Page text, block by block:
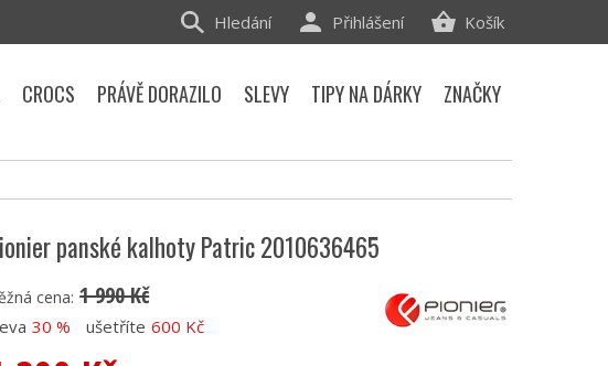
panské kalhoty Patric 2010636465
cena: 1 990 Kč
30 % ušetříte 600 Kč
Košík
Přihlášení
Hledání
CROCS PRÁVĚ DORAZILO SLEVY TIPY NA DÁRKY ZNAČKY